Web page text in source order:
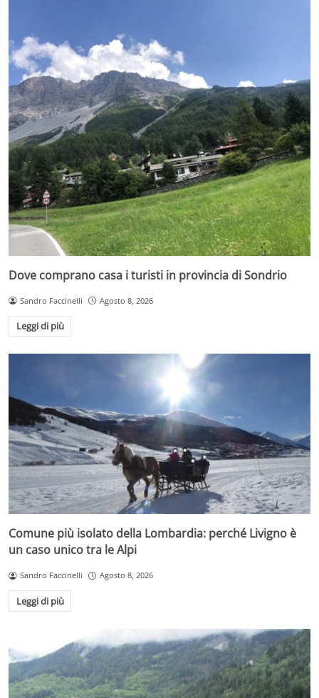
Dove comprano casa i turisti in provincia di Sondrio
Sandro Faccinelli Agosto 8, 2026
Leggi di più
Comune più isolato della Lombardia: perché Livigno è
un caso unico tra le Alpi
Sandro Faccinelli Agosto 8, 2026
Leggi di più